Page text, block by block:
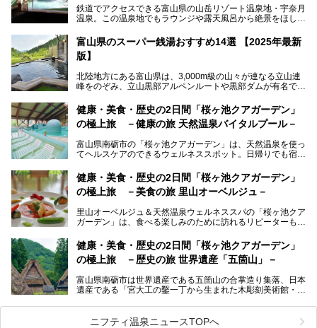
鉄道でアクセスできる富山県の山岳リゾート温泉地・宇奈月
温泉。この温泉地でもラウンジや露天風呂から絶景をほしい
の「黒部・宇奈月温泉 やまのは」。
自慢の眺望、温泉、居心地の良い客室、ビュッフェ式の食事
ます。日常から少し離れて、山懐で自然に癒されたいと思う
方にぴったりの温泉です。冬なら雪景色も絵になりますよ。
───
提供元：オリックス・ホテルマネジメント株式会社【PR】
この記事は黒部・宇奈月温泉 やまのはのPR記事です。
富山県のスーパー銭湯おすすめ14選 【2025年最新
版】
北陸地方にある富山県は、3,000m級の山々が連なる立山連
峰をのぞみ、立山黒部アルペンルートや黒部ダムが有名で
の（新鮮な）海の幸も見逃せません！
北陸新幹線が開業し、実は東京からも2時間ほどでアクセス
のいい天然温泉が豊富で、すぐにでも出かけたくなる施設が
満載ですよ。
健康・美食・歴史の2日間「桜ヶ池クアガーデン」
の極上旅 －健康の旅 天然温泉バイタルプール－
富山県南砺市の「桜ヶ池クアガーデン」は、天然温泉を使っ
てヘルスケアのできるウェルネススポット。日帰りでも宿泊
るので、ゆったり楽しみながら美しく健康に。
そんな「桜ヶ池クアガーデン」の天然温泉バイタルプールと
ートしたいと思います。
健康・美食・歴史の2日間「桜ヶ池クアガーデン」
の極上旅 －美食の旅 里山オーベルジュ－
里山オーベルジュ＆天然温泉ウェルネススパの「桜ヶ池クア
ガーデン」は、食べる楽しみのために訪れるリピーターも多
月、水はフレンチ、火、木は和食、土日はその両方がランチ
とディナーで味わえます。オリジナルのスイーツも評判で
す。
そんな「桜ヶ池クアガーデン」に宿泊して、食を満喫してき
たのでじっくりご紹介します！
健康・美食・歴史の2日間「桜ヶ池クアガーデン」
の極上旅 －歴史の旅 世界遺産「五箇山」－
富山県南砺市は世界遺産である五箇山の合掌造り集落、日本
遺産である「宮大工の鑿一丁から生まれた木彫刻美術館・井
小京都・城端と、とても魅力的な観光スポットがたくさんあ
ります。
ニフティ温泉ニュースTOPへ